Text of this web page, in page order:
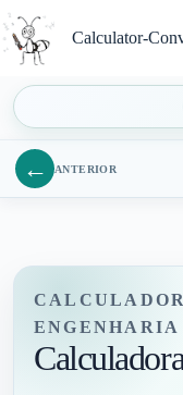
para
o
conteúdo
Calculator-
← ANTERIOR
ENGENHARIA